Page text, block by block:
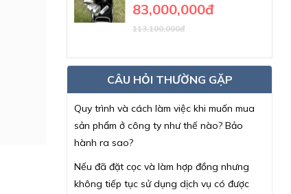
83,000,000đ
113,100,000đ
CÂU HỎI THƯỜNG GẶP
Quy trình và cách làm việc khi muốn mua
sản phẩm ở công ty như thế nào? Bảo
hành ra sao?
Nếu đã đặt cọc và làm hợp đồng nhưng
không tiếp tục sử dụng dịch vụ có được